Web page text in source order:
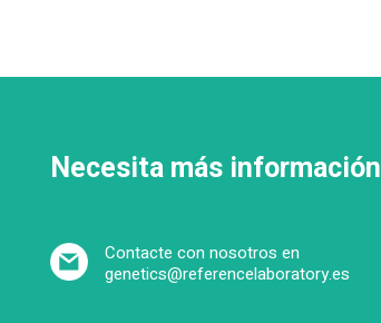
Necesita más información
Contacte con nosotros en
genetics@referencelaboratory.es